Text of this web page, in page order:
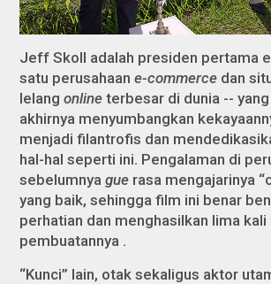
Jeff Skoll adalah presiden pertama
satu perusahaane-commerce dan
lelangonline terbesar di dunia -- yang
akhirnya menyumbangkan
menjadi filantrofis dan
hal-hal seperti ini. Pengalaman di
sebelumnya gue rasa mengajarinya
yang baik, sehingga film ini benar
perhatian dan menghasilkan lima
pembuatannya .
“Kunci” lain, otak sekaligus aktor